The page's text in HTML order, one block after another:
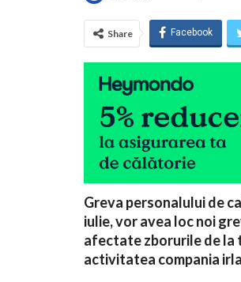
Share Facebook
Greva personalului de
iulie, vor avea loc noi
afectate zborurile de la
activitatea compania